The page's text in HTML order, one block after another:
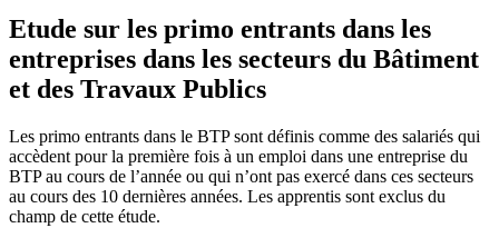
Etude sur les primo entrants dans les
entreprises dans les secteurs du Bâtiment
et des Travaux Publics
Les primo entrants dans le BTP sont définis comme des salariés qui
accèdent pour la première fois à un emploi dans une entreprise du
BTP au cours de l’année ou qui n’ont pas exercé dans ces secteurs
au cours des 10 dernières années. Les apprentis sont exclus du
champ de cette étude.